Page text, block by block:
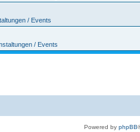
/ Events
/ Events
Powered by phpBB